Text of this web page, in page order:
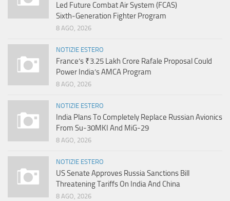
Led Future Combat Air System (FCAS)
Sixth‑Generation Fighter Program
8 AGO, 2026
NOTIZIE ESTERO
France’s ₹3.25 Lakh Crore Rafale Proposal Could
Power India’s AMCA Program
8 AGO, 2026
NOTIZIE ESTERO
India Plans To Completely Replace Russian Avionics
From Su-30MKI And MiG-29
8 AGO, 2026
NOTIZIE ESTERO
US Senate Approves Russia Sanctions Bill
Threatening Tariffs On India And China
8 AGO, 2026